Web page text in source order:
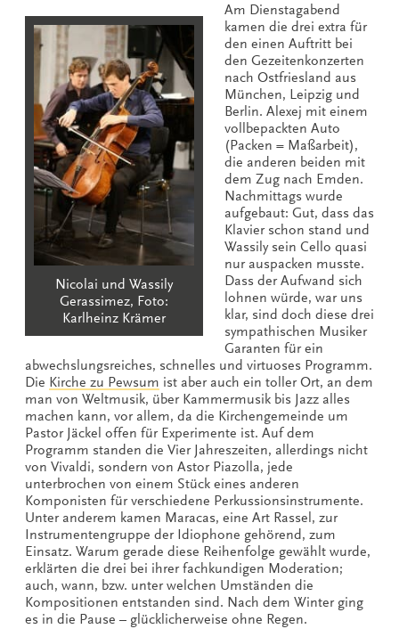
Nicolai und Wassily
Gerassimez, Foto:
Karlheinz Krämer
Am Dienstagabend
kamen die drei extra für
den einen Auftritt bei
den Gezeitenkonzerten
nach Ostfriesland aus
München, Leipzig und
Berlin. Alexej mit einem
vollbepackten Auto
(Packen = Maßarbeit),
die anderen beiden mit
dem Zug nach Emden.
Nachmittags wurde
aufgebaut: Gut, dass das
Klavier schon stand und
Wassily sein Cello quasi
nur auspacken musste.
Dass der Aufwand sich
lohnen würde, war uns
klar, sind doch diese drei
sympathischen Musiker
Garanten für ein
abwechslungsreiches, schnelles und virtuoses Programm.
Die Kirche zu Pewsum ist aber auch ein toller Ort, an dem
man von Weltmusik, über Kammermusik bis Jazz alles
machen kann, vor allem, da die Kirchengemeinde um
Pastor Jäckel offen für Experimente ist. Auf dem
Programm standen die Vier Jahreszeiten, allerdings nicht
von Vivaldi, sondern von Astor Piazolla, jede
unterbrochen von einem Stück eines anderen
Komponisten für verschiedene Perkussionsinstrumente.
Unter anderem kamen Maracas, eine Art Rassel, zur
Instrumentengruppe der Idiophone gehörend, zum
Einsatz. Warum gerade diese Reihenfolge gewählt wurde,
erklärten die drei bei ihrer fachkundigen Moderation;
auch, wann, bzw. unter welchen Umständen die
Kompositionen entstanden sind. Nach dem Winter ging
es in die Pause – glücklicherweise ohne Regen.